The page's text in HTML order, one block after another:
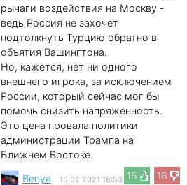
рычаги воздействия на Москву -
ведь Россия не захочет
подтолкнуть Турцию обратно в
объятия Вашингтона.
Но, кажется, нет ни одного
внешнего игрока, за исключением
России, который сейчас мог бы
помочь снизить напряженность.
Это цена провала политики
администрации Трампа на
Ближнем Востоке.
15
16
Benya 16.02.2021 18:53